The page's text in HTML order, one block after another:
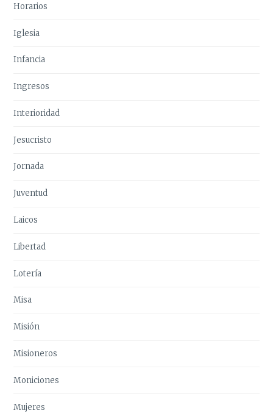
Horarios
Iglesia
Infancia
Ingresos
Interioridad
Jesucristo
Jornada
Juventud
Laicos
Libertad
Lotería
Misa
Misión
Misioneros
Moniciones
Mujeres